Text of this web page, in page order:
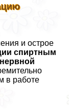
и острое
спиртным
в работе